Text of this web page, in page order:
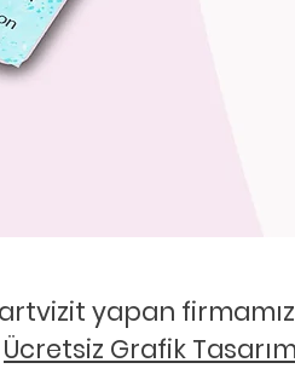
yapan
Ücretsiz Grafik Tasarım